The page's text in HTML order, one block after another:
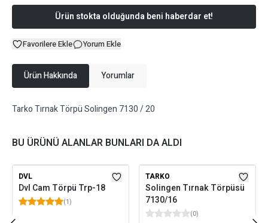
Ürün stokta olduğunda beni haberdar et!
Favorilere Ekle Yorum Ekle
Ürün Hakkında Yorumlar
Tarko Tırnak Törpü Solingen 7130 / 20
BU ÜRÜNÜ ALANLAR BUNLARI DA ALDI
DVL
Dvl Cam Törpü Trp-18
(1)
TARKO
Solingen Tırnak Törpüsü
7130/16
(0)